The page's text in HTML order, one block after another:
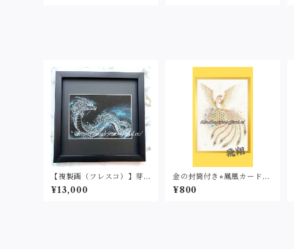
【複製画（フレスコ）】芽
吹く(２L判サイズ)
¥13,000
金の封筒付き⭐︎鳳凰カード
（名刺サイズ・印刷）
¥800